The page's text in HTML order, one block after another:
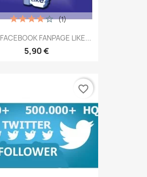
FANPAGE LIKE...
5,90 €
(1)
favorite_border